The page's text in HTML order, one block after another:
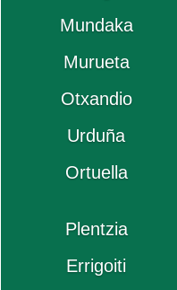
Mundaka
Murueta
Otxandio
Urduña
Ortuella
Plentzia
Errigoiti